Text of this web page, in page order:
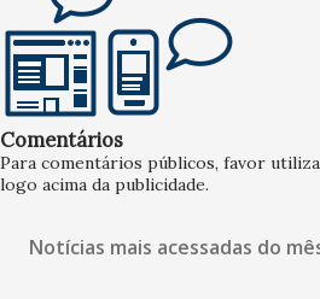
Comentários
Para comentários públicos, favor
logo acima da publicidade.
Notícias mais acessadas do